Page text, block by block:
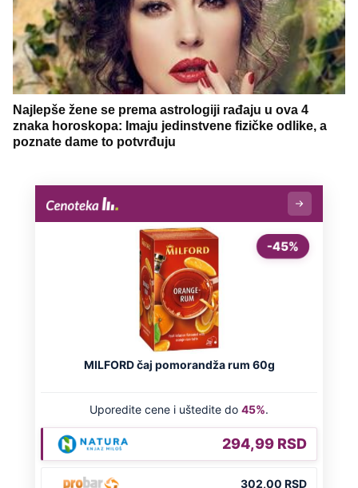
Najlepše žene se prema astrologiji rađaju u ova 4
znaka horoskopa: Imaju jedinstvene fizičke odlike, a
poznate dame to potvrđuju